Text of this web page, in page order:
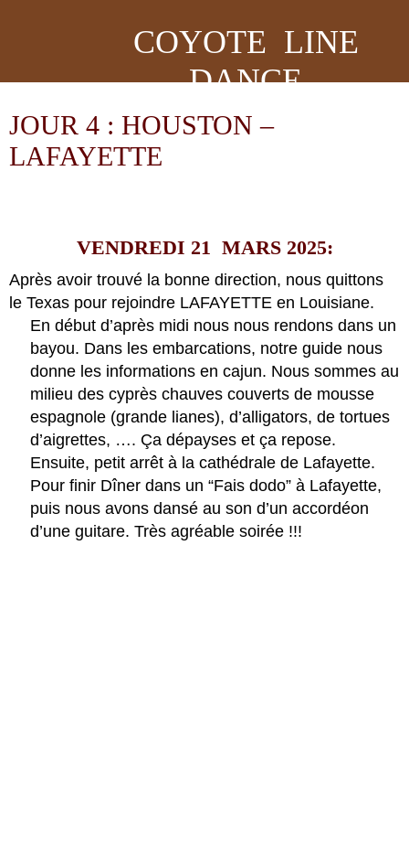
COYOTE LINE
DANCE
JOUR 4 : HOUSTON –
LAFAYETTE
VENDREDI 21 MARS 2025:
Après avoir trouvé la bonne direction, nous quittons
le Texas pour rejoindre LAFAYETTE en Louisiane.
En début d’après midi nous nous rendons dans un
bayou. Dans les embarcations, notre guide nous
donne les informations en cajun. Nous sommes au
milieu des cyprès chauves couverts de mousse
espagnole (grande lianes), d’alligators, de tortues
d’aigrettes, …. Ça dépayses et ça repose.
Ensuite, petit arrêt à la cathédrale de Lafayette.
Pour finir Dîner dans un “Fais dodo” à Lafayette,
puis nous avons dansé au son d’un accordéon
d’une guitare. Très agréable soirée !!!